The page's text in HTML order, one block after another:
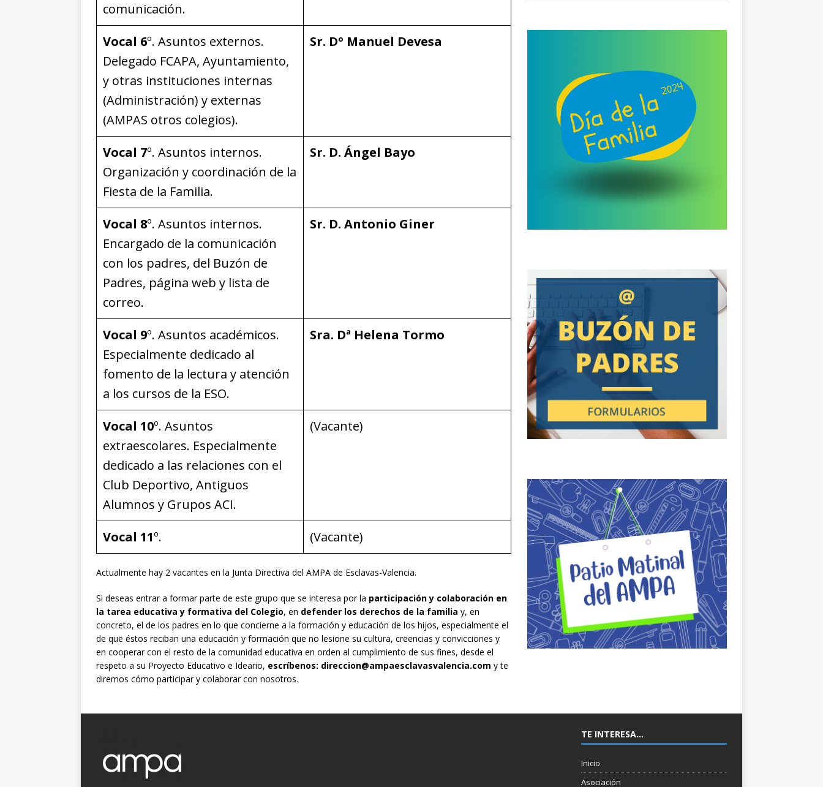
comunicación.
Vocal 6º. Asuntos externos.
Delegado FCAPA, Ayuntamiento,
y otras instituciones internas
(Administración) y externas
(AMPAS otros colegios).
Sr. Dº Manuel Devesa
Vocal 7º. Asuntos internos.
Organización y coordinación de la
Fiesta de la Familia.
Sr. D. Ángel Bayo
Vocal 8º. Asuntos internos.
Encargado de la comunicación
con los padres, del Buzón de
Padres, página web y lista de
correo.
Sr. D. Antonio Giner
Vocal 9º. Asuntos académicos.
Especialmente dedicado al
fomento de la lectura y atención
a los cursos de la ESO.
Sra. Dª Helena Tormo
Vocal 10º. Asuntos
extraescolares. Especialmente
dedicado a las relaciones con el
Club Deportivo, Antiguos
Alumnos y Grupos ACI.
(Vacante)
Vocal 11º. (Vacante)
Actualmente hay 2 vacantes en la Junta Directiva del AMPA de Esclavas-Valencia.
Si deseas entrar a formar parte de este grupo que se interesa por la participación y colaboración en
la tarea educativa y formativa del Colegio, en defender los derechos de la familia y, en
concreto, el de los padres en lo que concierne a la formación y educación de los hijos, especialmente el
de que éstos reciban una educación y formación que no lesione su cultura, creencias y convicciones y
en cooperar con el resto de la comunidad educativa en orden al cumplimiento de sus fines, desde el
respeto a su Proyecto Educativo e Ideario, escríbenos: direccion@ampaesclavasvalencia.com y te
diremos cómo participar y colaborar con nosotros.
TE INTERESA…
Inicio
Asociación